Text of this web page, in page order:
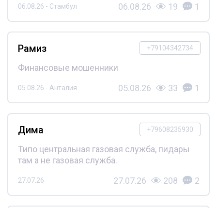
06.08.26 - Стамбул 06.08.26 19 1
+79104342734
Рамиз
Финансовые мошенники
05.08.26 - Анталия 05.08.26 33 1
+79608235930
Дима
Типо центральная газовая служба, пидары
там а не газовая служба.
27.07.26 27.07.26 208 2